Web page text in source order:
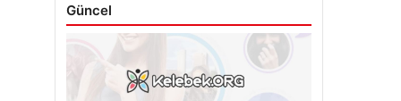
Güncel